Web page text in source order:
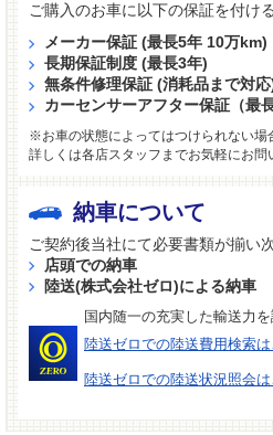
ご購入のお車に以下の保証を付け
メーカー保証 (最長5年 10万km)
長期保証制度 (最長3年)
無条件修理保証 (消耗品まで対応
カーセンサーアフター保証（最
※お車の状態によってはつけられない場
詳しくは各店スタッフまでお気軽にお問
納車について
ご契約後当社にて必要書類が揃い
店頭での納車
陸送(株式会社ゼロ)による納車
国内随一の充実した輸送力を
陸送ゼロでの陸送費用検索は
陸送ゼロでの陸送状況照会は